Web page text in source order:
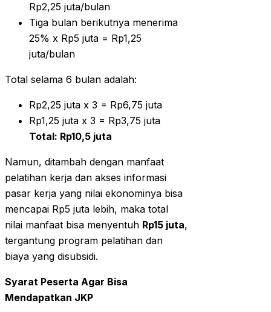
Rp2,25 juta/bulan
Tiga bulan berikutnya menerima
25% x Rp5 juta = Rp1,25
juta/bulan
Total selama 6 bulan adalah:
Rp2,25 juta x 3 = Rp6,75 juta
Rp1,25 juta x 3 = Rp3,75 juta
Total: Rp10,5 juta
Namun, ditambah dengan manfaat
pelatihan kerja dan akses informasi
pasar kerja yang nilai ekonominya bisa
mencapai Rp5 juta lebih, maka total
nilai manfaat bisa menyentuh Rp15 juta,
tergantung program pelatihan dan
biaya yang disubsidi.
Syarat Peserta Agar Bisa
Mendapatkan JKP